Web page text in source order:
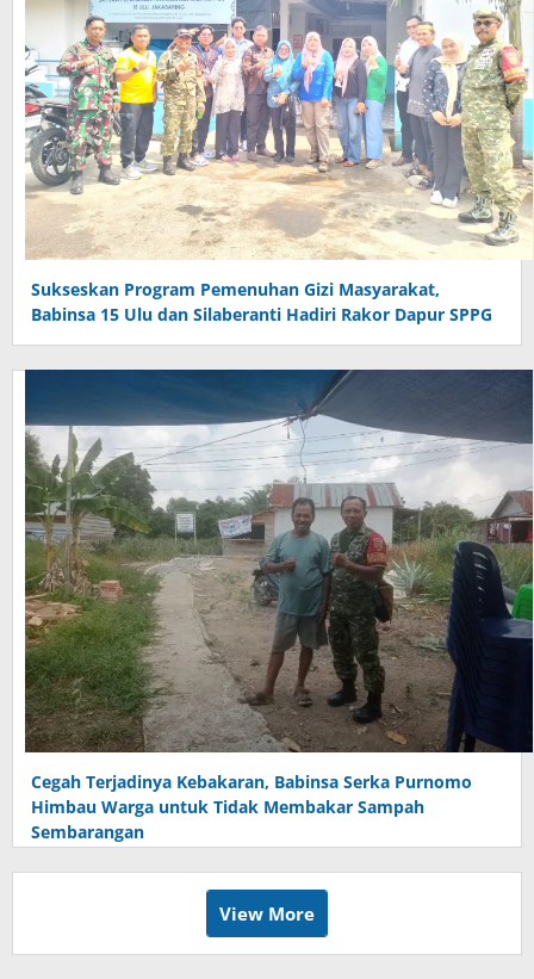
Sukseskan Program Pemenuhan Gizi Masyarakat,
Babinsa 15 Ulu dan Silaberanti Hadiri Rakor Dapur SPPG
Cegah Terjadinya Kebakaran, Babinsa Serka Purnomo
Himbau Warga untuk Tidak Membakar Sampah
Sembarangan
View More